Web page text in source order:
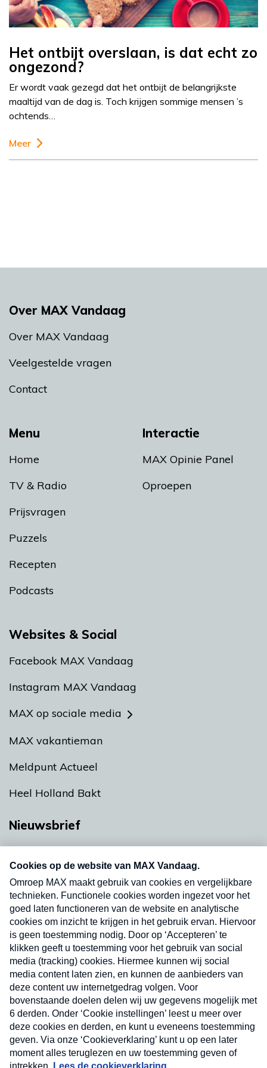
Het ontbijt overslaan, is dat echt zo
ongezond?
Er wordt vaak gezegd dat het ontbijt de belangrijkste
maaltijd van de dag is. Toch krijgen sommige mensen ’s
ochtends…
Meer
Menu
Home
TV & Radio
Prijsvragen
Puzzels
Recepten
Podcasts
Interactie
MAX Opinie Panel
Oproepen
Over MAX Vandaag
Over MAX Vandaag
Veelgestelde vragen
Contact
Websites & Social
Facebook MAX Vandaag
Instagram MAX Vandaag
MAX op sociale media
MAX vakantieman
Meldpunt Actueel
Heel Holland Bakt
Nieuwsbrief
Neem hier een gratis abonnement op onze
nieuwsbrief. Elke vrijdag- en dinsdagochtend in
uw mailbox.
Verzend
Nieuwsbrief
Neem hier een gratis abonnement op onze
nieuwsbrief. Elke vrijdag- en dinsdagochtend in uw